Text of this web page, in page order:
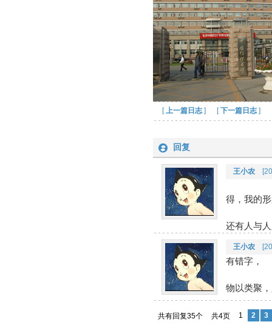
[上一篇日志 ] [下一篇日志 ]
回复
王小农
得，我的
还有人与
王小农
有错字，
物以类聚
共有回复35个 共4页 1 2 3